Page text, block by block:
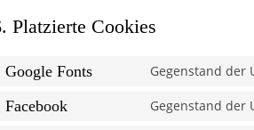
Platzierte Cookies
Google Fonts Gegenstand der
Facebook Gegenstand der